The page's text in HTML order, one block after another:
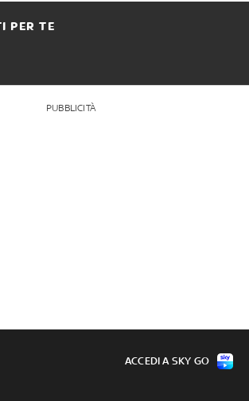
PER TE
PUBBLICITÀ
ACCEDI A SKY GO